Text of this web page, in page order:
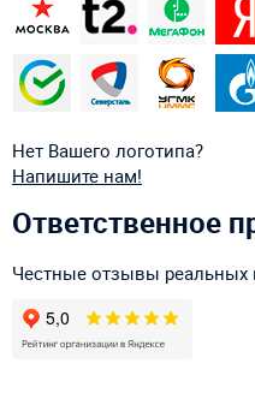
Нет Вашего логотипа?
Напишите нам!
Ответственное
Честные отзывы реальных